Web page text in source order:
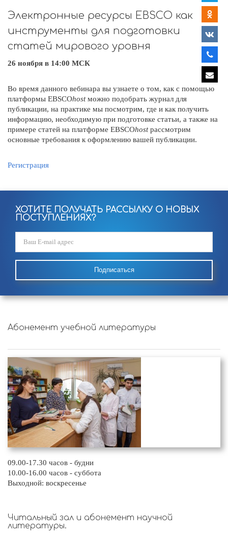
Электронные ресурсы EBSCO как
инструменты для подготовки
статей мирового уровня
26 ноября в 14:00 МСК
Во время данного вебинара вы узнаете о том, как с помощью
платформы EBSCOhostможно подобрать журнал для
публикации, на практике мы посмотрим, где и как получить
информацию, необходимую при подготовке статьи, а также на
примере статей на платформе EBSCOhostрассмотрим
основные требования к оформлению вашей публикации.
Регистрация
ХОТИТЕ ПОЛУЧАТЬ РАССЫЛКУ О НОВЫХ
ПОСТУПЛЕНИЯХ?
Подписаться
Абонемент учебной литературы
09.00-17.30 часов - будни
10.00-16.00 часов - суббота
Выходной: воскресенье
Читальный зал и абонемент научной
литературы.